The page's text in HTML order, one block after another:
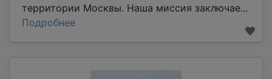
территории Москвы. Наша миссия заключае...
Подробнее